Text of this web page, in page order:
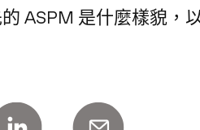
ASPM 是什麼樣貌，